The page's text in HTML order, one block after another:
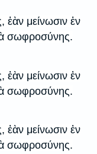
ἐὰν μείνωσιν ἐν
σωφροσύνης.
ἐὰν μείνωσιν ἐν
σωφροσύνης.
ἐὰν μείνωσιν ἐν
σωφροσύνης.